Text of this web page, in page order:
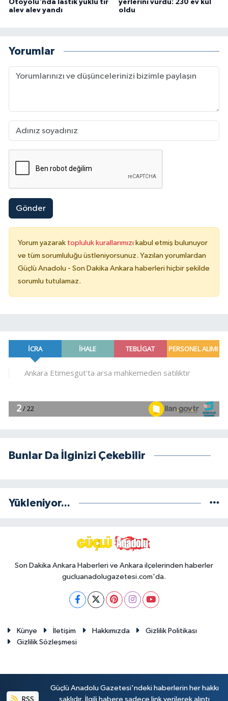
Otoyolu'nda lastik yüklü tır
alev alev yandı
yerlerini vurdu: 230 ev kül
oldu
Yorumlar
Gönder
Yorum yazarak topluluk kurallarımızı kabul etmiş bulunuyor
ve tüm sorumluluğu üstleniyorsunuz. Yazılan yorumlardan
Güçlü Anadolu - Son Dakika Ankara haberleri hiçbir şekilde
sorumlu tutulamaz.
Bunlar Da İlginizi Çekebilir
Yükleniyor...
Son Dakika Ankara Haberleri ve Ankara ilçelerinden haberler
gucluanadolugazetesi.com'da.
Künye İletişim Hakkımızda
Gizlilik Politikası
Gizlilik Sözleşmesi
RSS
Güçlü Anadolu Gazetesi'ndeki haberlerin her hakkı
saklıdır. İlgili habere sadece link verilerek alıntı